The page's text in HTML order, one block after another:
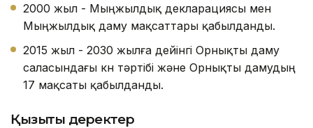
2000 жыл - Мыңжылдық декларациясы мен
Мыңжылдық даму мақсаттары қабылданды.
2015 жыл - 2030 жылға дейінгі Орнықты даму
саласындағы күн тәртібі және Орнықты дамудың
17 мақсаты қабылданды.
Қызықты деректер